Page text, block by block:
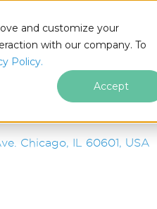
and customize your
with our company. To
Policy.
Accept
Chicago, IL 60601, USA